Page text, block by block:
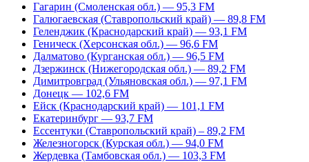
Гагарин (Смоленская обл.) — 95,3 FM
Галюгаевская (Ставропольский край) — 89,8 FM
Геленджик (Краснодарский край) — 93,1 FM
Геническ (Херсонская обл.) — 96,6 FM
Далматово (Курганская обл.) — 96,5 FM
Дзержинск (Нижегородская обл.) — 89,2 FM
Димитровград (Ульяновская обл.) — 97,1 FM
Донецк — 102,6 FM
Ейск (Краснодарский край) — 101,1 FM
Екатеринбург — 93,7 FM
Ессентуки (Ставропольский край) – 89,2 FM
Железногорск (Курская обл.) — 94,0 FM
Жердевка (Тамбовская обл.) — 103,3 FM